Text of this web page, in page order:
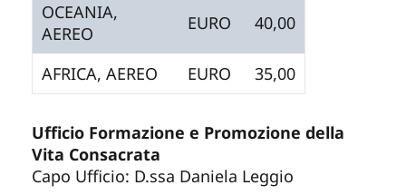
OCEANIA,
AEREO
EURO 40,00
AFRICA, AEREO EURO 35,00
Ufficio Formazione e Promozione della
Vita Consacrata
Capo Ufficio: D.ssa Daniela Leggio